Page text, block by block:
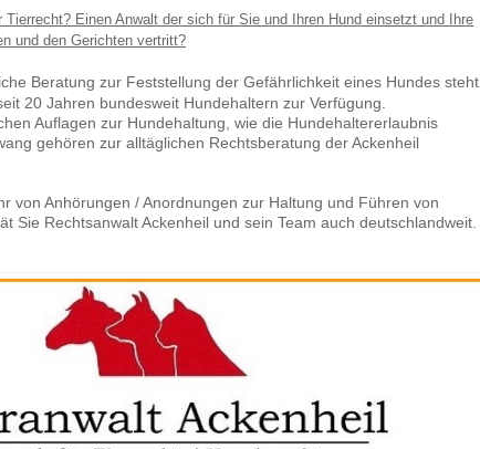
Einen Anwalt der sich für Sie und Ihren Hund einsetzt und Ihre
und den Gerichten vertritt?
Beratung zur Feststellung der Gefährlichkeit eines Hundes steht
20 Jahren bundesweit Hundehaltern zur Verfügung.
Auflagen zur Hundehaltung, wie die Hundehaltererlaubnis
gehören zur alltäglichen Rechtsberatung der Ackenheil
von Anhörungen / Anordnungen zur Haltung und Führen von
Sie Rechtsanwalt Ackenheil und sein Team auch deutschlandweit.